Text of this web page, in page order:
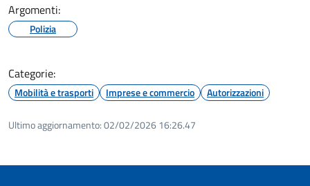
Argomenti:
Polizia
Categorie:
Mobilità e trasporti Imprese e commercio Autorizzazioni
Ultimo aggiornamento:02/02/2026 16:26.47